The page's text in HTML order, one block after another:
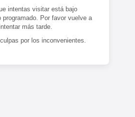
intentas visitar está bajo
programado. Por favor vuelve a
intentar más tarde.
por los inconvenientes.